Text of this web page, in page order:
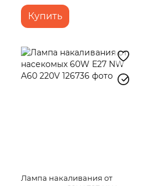
Купить
Лампа накаливания от